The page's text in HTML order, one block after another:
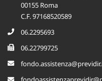
00155 Roma
fondo.assistenza@previdir.it